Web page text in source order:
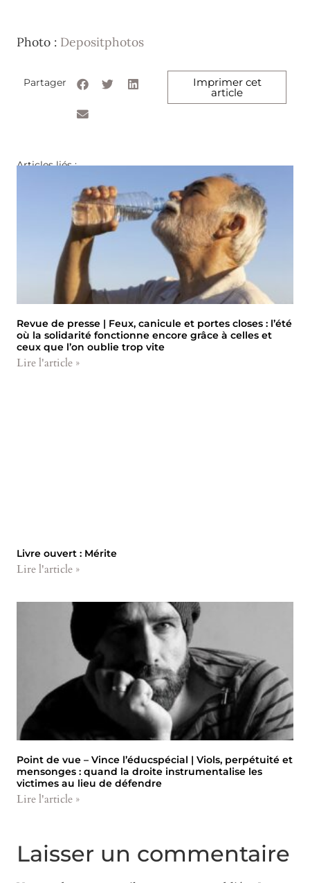
Photo : Depositphotos
Partager Imprimer cet
article
Articles liés :
Revue de presse | Feux, canicule et portes closes : l’été
où la solidarité fonctionne encore grâce à celles et
ceux que l’on oublie trop vite
Lire l'article »
Livre ouvert : Mérite
Lire l'article »
Point de vue – Vince l’éducspécial | Viols, perpétuité et
mensonges : quand la droite instrumentalise les
victimes au lieu de défendre
Lire l'article »
Laisser un commentaire